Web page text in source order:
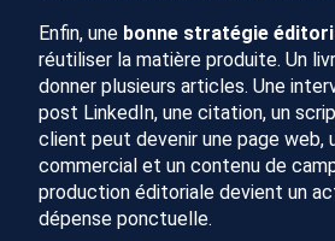
Enfin, une bonne stratégie
réutiliser la matière produite. Un
donner plusieurs articles. Une
post LinkedIn, une citation, un
client peut devenir une page web,
commercial et un contenu de
production éditoriale devient un
dépense ponctuelle.